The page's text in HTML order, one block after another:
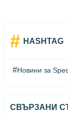
# HASHTAG
#Новини за
СВЪРЗАНИ